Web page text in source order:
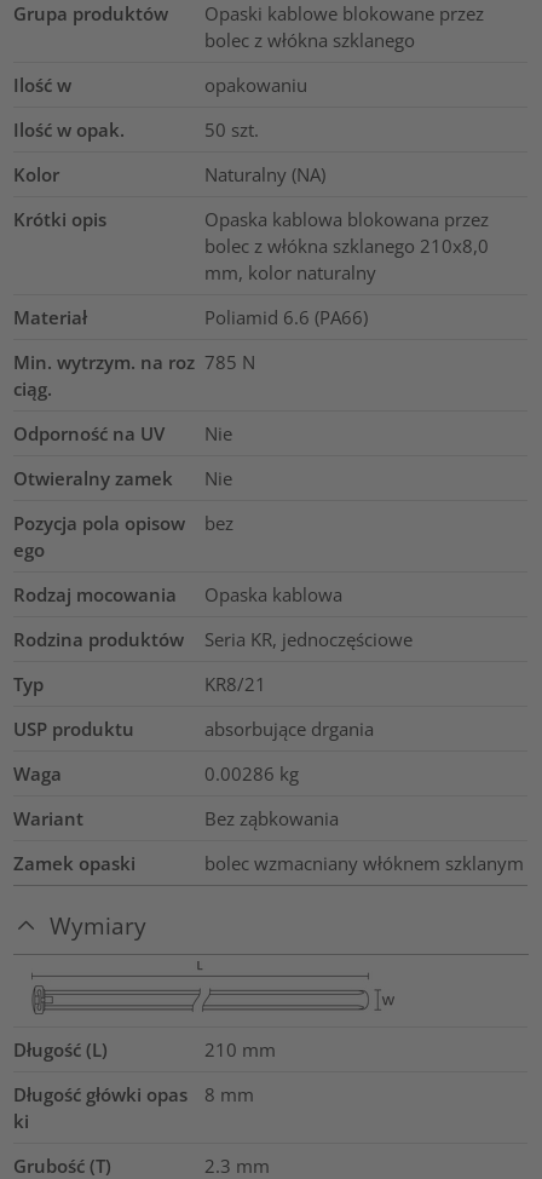
Grupa produktów
Opaski kablowe blokowane przez
bolec z włókna szklanego
Ilość w
opakowaniu
Ilość w opak.
50 szt.
Kolor
Naturalny (NA)
Krótki opis
Opaska kablowa blokowana przez
bolec z włókna szklanego 210x8,0
mm, kolor naturalny
Materiał
Poliamid 6.6 (PA66)
Min. wytrzym. na roz
ciąg.
785 N
Odporność na UV
Nie
Otwieralny zamek
Nie
Pozycja pola opisow
ego
bez
Rodzaj mocowania
Opaska kablowa
Rodzina produktów
Seria KR, jednoczęściowe
Typ
KR8/21
USP produktu
absorbujące drgania
Waga
0.00286 kg
Wariant
Bez ząbkowania
Zamek opaski
bolec wzmacniany włóknem szklanym
Wymiary
Długość (L) 210 mm
Długość główki opas
ki
8 mm
Grubość (T) 2.3 mm